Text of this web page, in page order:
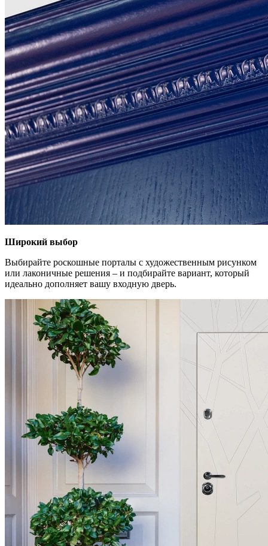
Широкий выбор
Выбирайте роскошные порталы с художественным рисунком
или лаконичные решения – и подбирайте вариант, который
идеально дополняет вашу входную дверь.